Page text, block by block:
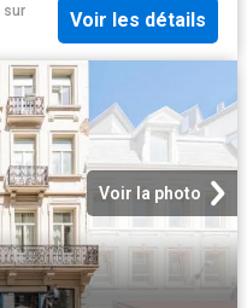
sur
Voir les détails
Voir la photo